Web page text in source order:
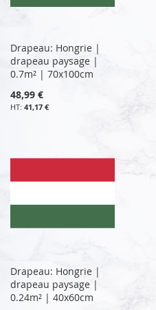
Drapeau: Hongrie |
drapeau paysage |
0.7m² | 70x100cm
48,99 €
41,17 €
Drapeau: Hongrie |
drapeau paysage |
0.24m² | 40x60cm